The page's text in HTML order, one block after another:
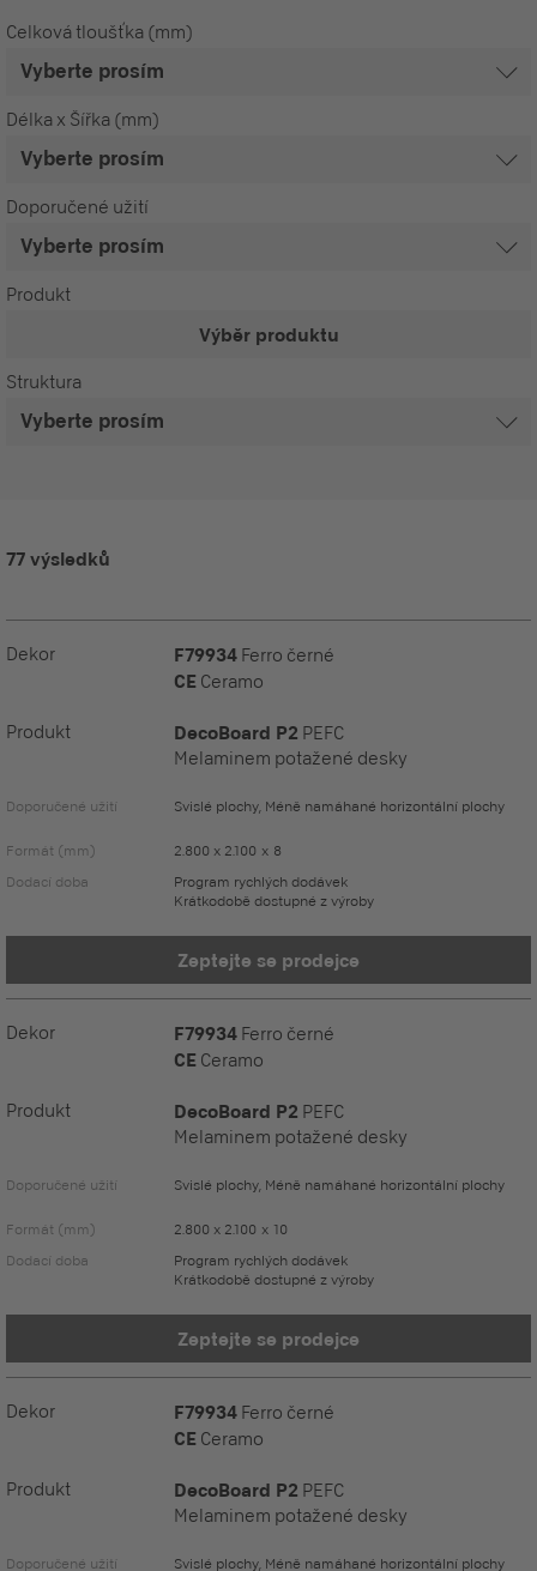
Celková tloušťka (mm)
Délka x Šířka (mm)
Doporučené užití
Produkt
Výběr produktu
Struktura
77 výsledků
Dekor F79934 Ferro černé
CE Ceramo
Produkt DecoBoard P2 PEFC
Melaminem potažené desky
Doporučené užití Svislé plochy, Méně namáhané horizontální plochy
Formát (mm)
2.800 x 2.100 x 8
Dodací doba
Program rychlých dodávek
Krátkodobě dostupné z výroby
Zeptejte se prodejce
Dekor F79934 Ferro černé
CE Ceramo
Produkt DecoBoard P2 PEFC
Melaminem potažené desky
Doporučené užití Svislé plochy, Méně namáhané horizontální plochy
Formát (mm)
2.800 x 2.100 x 10
Dodací doba
Program rychlých dodávek
Krátkodobě dostupné z výroby
Zeptejte se prodejce
Dekor F79934 Ferro černé
CE Ceramo
Produkt DecoBoard P2 PEFC
Melaminem potažené desky
Doporučené užití Svislé plochy, Méně namáhané horizontální plochy